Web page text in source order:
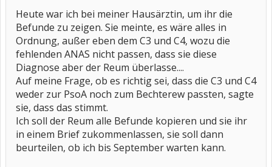
Heute war ich bei meiner Hausärztin, um ihr die
Befunde zu zeigen. Sie meinte, es wäre alles in
Ordnung, außer eben dem C3 und C4, wozu die
fehlenden ANAS nicht passen, dass sie diese
Diagnose aber der Reum überlasse....
Auf meine Frage, ob es richtig sei, dass die C3 und C4
weder zur PsoA noch zum Bechterew passten, sagte
sie, dass das stimmt.
Ich soll der Reum alle Befunde kopieren und sie ihr
in einem Brief zukommenlassen, sie soll dann
beurteilen, ob ich bis September warten kann.